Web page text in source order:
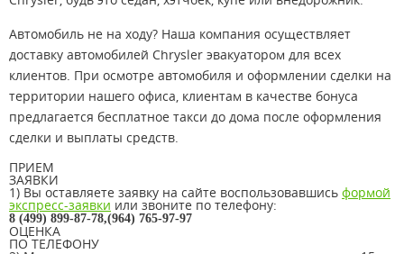
Автомобиль не на ходу? Наша компания осуществляет
доставку автомобилей Chrysler эвакуатором для всех
клиентов. При осмотре автомобиля и оформлении сделки на
территории нашего офиса, клиентам в качестве бонуса
предлагается бесплатное такси до дома после оформления
сделки и выплаты средств.
ПРИЕМ
ЗАЯВКИ
1) Вы оставляете заявку на сайте воспользовавшись формой
экспресс-заявки или звоните по телефону:
8 (499) 899-87-78,(964) 765-97-97
ОЦЕНКА
ПО ТЕЛЕФОНУ